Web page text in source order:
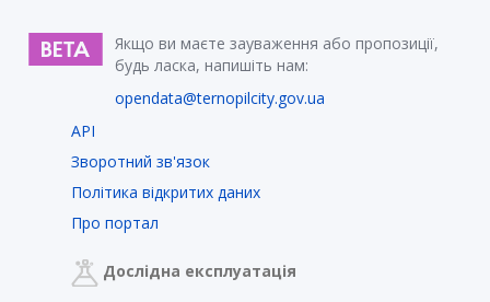
Якщо ви маєте зауваження або пропозиції,
будь ласка, напишіть нам:
opendata@ternopilcity.gov.ua
API
Зворотний зв'язок
Політика відкритих даних
Про портал
Дослідна експлуатація